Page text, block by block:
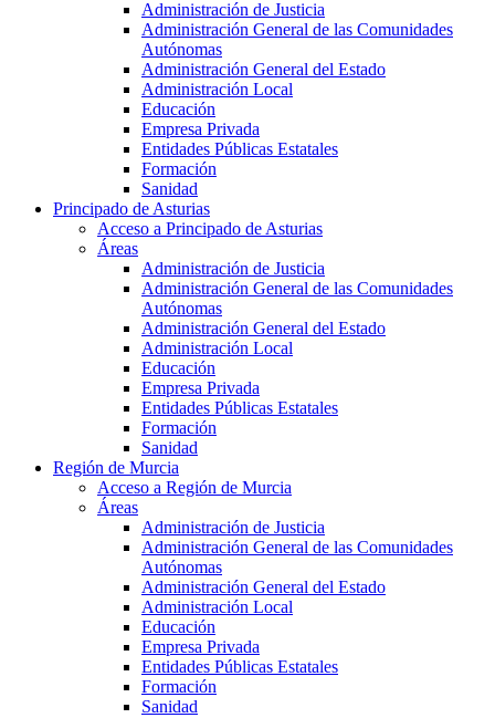
Administración de Justicia
Administración General de las Comunidades
Autónomas
Administración General del Estado
Administración Local
Educación
Empresa Privada
Entidades Públicas Estatales
Formación
Sanidad
Principado de Asturias
Acceso a Principado de Asturias
Áreas
Administración de Justicia
Administración General de las Comunidades
Autónomas
Administración General del Estado
Administración Local
Educación
Empresa Privada
Entidades Públicas Estatales
Formación
Sanidad
Región de Murcia
Acceso a Región de Murcia
Áreas
Administración de Justicia
Administración General de las Comunidades
Autónomas
Administración General del Estado
Administración Local
Educación
Empresa Privada
Entidades Públicas Estatales
Formación
Sanidad